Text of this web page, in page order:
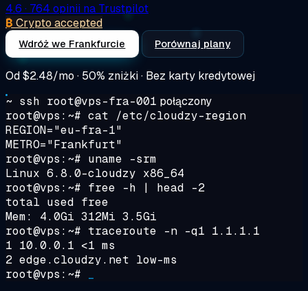
4.6 · 764 opinii na Trustpilot
₿ Crypto accepted
Wdróż we Frankfurcie Porównaj plany
Od$2.48/mo · 50% zniżki · Bez karty kredytowej
~ ssh root@vps-fra-001 połączony
root@vps:~# cat /etc/cloudzy-region
REGION="eu-fra-1"
METRO="Frankfurt"
root@vps:~# uname -srm
Linux 6.8.0-cloudzy x86_64
root@vps:~# free -h | head -2
total used free
Mem: 4.0Gi 312Mi 3.5Gi
root@vps:~# traceroute -n -q1 1.1.1.1
1 10.0.0.1 <1 ms
2 edge.cloudzy.net low-ms
root@vps:~#